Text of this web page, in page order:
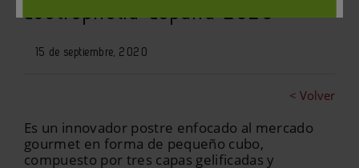
Ecotrophelia España 2020
15 de septiembre, 2020
< Volver
Es un innovador postre enfocado al mercado
gourmet en forma de pequeño cubo,
compuesto por tres capas gelificadas y